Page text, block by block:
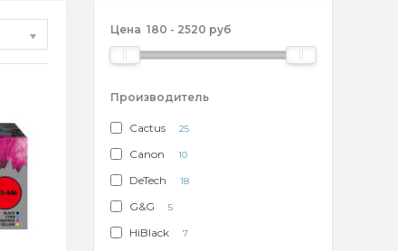
Цена 180 - 2520 руб
Производитель
Cactus 25
Canon 10
DeTech 18
G&G 5
HiBlack 7